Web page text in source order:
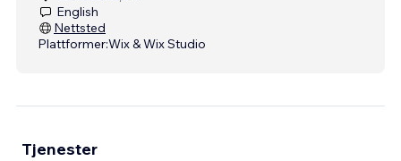
English
Nettsted
Plattformer:Wix & Wix Studio
Tjenester